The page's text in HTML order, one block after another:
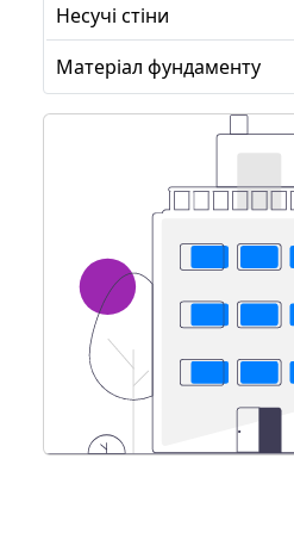
Несучі стіни
Матеріал фундаменту